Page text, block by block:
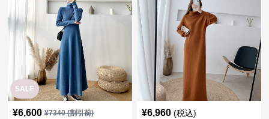
SALE
¥6,600 ¥7340(割引前) ¥6,960 (税込)